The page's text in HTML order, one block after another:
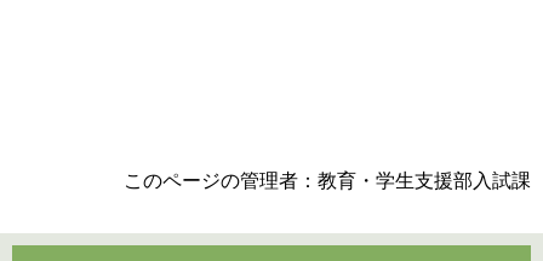
このページの管理者：教育・学生支援部入試課